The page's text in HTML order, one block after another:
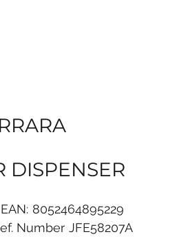
DISPENSER
EAN: 8052464895229
Number JFE58207A